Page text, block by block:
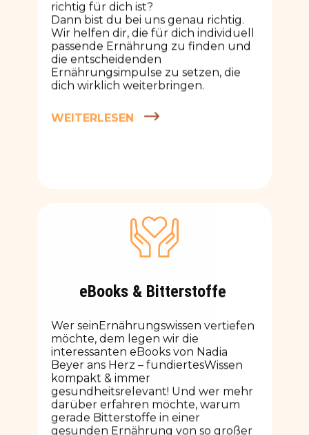
richtig für dich ist?
Dann bist du bei uns genau richtig.
Wir helfen dir, die für dich individuell
passende Ernährung zu finden und
die entscheidenden
Ernährungsimpulse zu setzen, die
dich wirklich weiterbringen.
WEITERLESEN
eBooks & Bitterstoffe
Wer seinErnährungswissen vertiefen
möchte, dem legen wir die
interessanten eBooks von Nadia
Beyer ans Herz – fundiertesWissen
kompakt & immer
gesundheitsrelevant! Und wer mehr
darüber erfahren möchte, warum
gerade Bitterstoffe in einer
gesunden Ernährung von so großer